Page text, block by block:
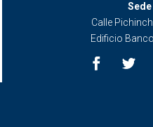
Calle
Edificio